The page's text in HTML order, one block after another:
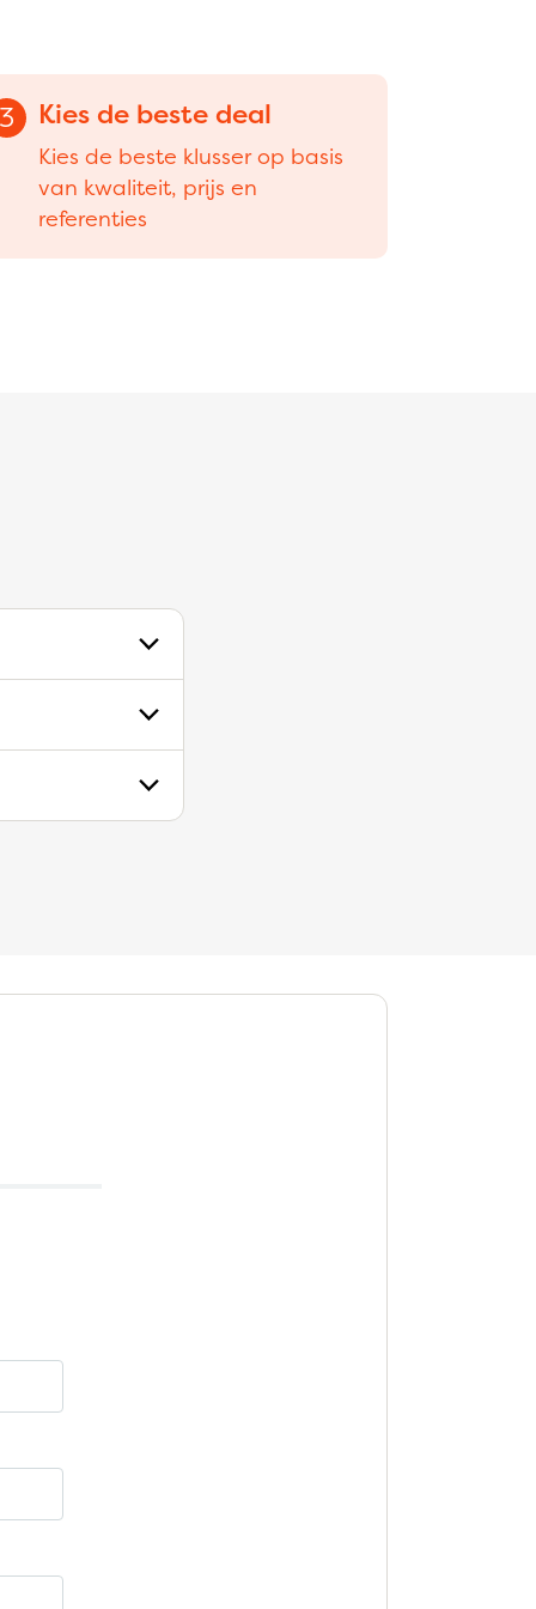
3 Kies de beste deal
Kies de beste klusser op basis
van kwaliteit, prijs en
referenties